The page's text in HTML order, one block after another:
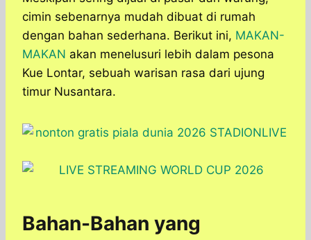
cimin sebenarnya mudah dibuat di rumah
dengan bahan sederhana. Berikut ini, MAKAN-
MAKAN akan menelusuri lebih dalam pesona
Kue Lontar, sebuah warisan rasa dari ujung
timur Nusantara.
Bahan-Bahan yang